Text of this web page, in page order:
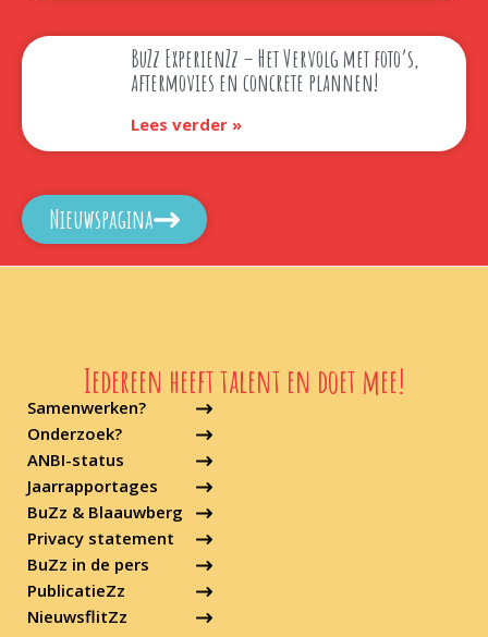
BuZz ExperienZz – Het Vervolg met foto’s,
aftermovies en concrete plannen!
Lees verder »
Nieuwspagina
Samenwerken?
Onderzoek?
ANBI-status
Jaarrapportages
BuZz & Blaauwberg
Privacy statement
Iedereen heeft talent en doet mee!
BuZz in de pers
PublicatieZz
NieuwsflitZz